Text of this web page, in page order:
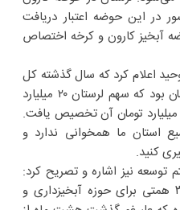
و ۱۱ استان کشور در این حوضه اعتبار دریافت
آبخیز کارون و کرخه اختصاص
اعلام کرد که سال گذشته کل
مصوب اعتباری ما ۸۰ میلیارد تومان بود که سهم لرستان ۲۰ میلیارد
در نظر گرفته شد، اما تنها ۲ میلیارد تومان آن تخصیص یافت.
استان ما همخوانی ندارد و
کنید.
توسعه نیز اشاره و تصریح کرد:
در بند ۱۰ این برنامه، اعتباری ۳۶ همتی برای حوزه آبخیزداری و